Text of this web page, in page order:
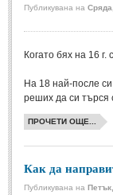
ПРИКАЗКИ
Автори на приказки
Приказки на
Публикувана на
Когато бях на 16
На 18 най-после
реших да си търся
ПРОЧЕТИ ОЩЕ...
Как да
Публикувана на